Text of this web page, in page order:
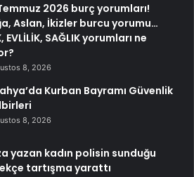
2026 burç yorumları!
Aslan, İkizler burcu yorumu…
EVLİLİK, SAĞLIK yorumları ne
8, 2026
Kurban Bayramı Güvenlik
8, 2026
yazan kadın polisin sunduğu
tartışma yarattı